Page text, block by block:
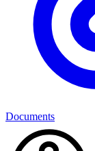
Documents